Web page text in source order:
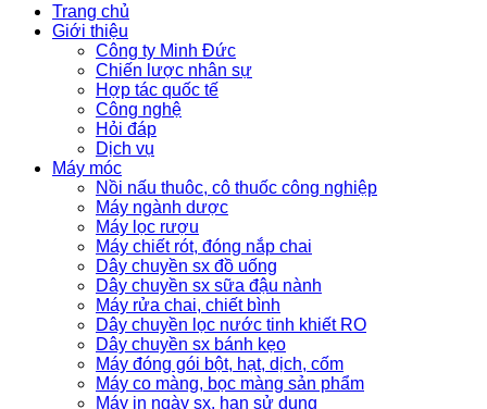
Trang chủ
Giới thiệu
Công ty Minh Đức
Chiến lược nhân sự
Hợp tác quốc tế
Công nghệ
Hỏi đáp
Dịch vụ
Máy móc
Nồi nấu thuôc, cô thuốc công nghiệp
Máy ngành dược
Máy lọc rượu
Máy chiết rót, đóng nắp chai
Dây chuyền sx đồ uống
Dây chuyền sx sữa đậu nành
Máy rửa chai, chiết bình
Dây chuyền lọc nước tinh khiết RO
Dây chuyền sx bánh kẹo
Máy đóng gói bột, hạt, dịch, cốm
Máy co màng, bọc màng sản phẩm
Máy in ngày sx, hạn sử dụng